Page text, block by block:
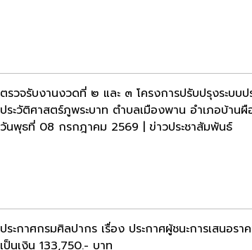
ตรวจรับงานงวดที่ ๒ และ ๓ โครงการปรับปรุงระบบ
ประวัติศาสตร์ภูพระบาท ตำบลเมืองพาน อำเภอบ้าน
วันพุธที่ 08 กรกฎาคม 2569 | ข่าวประชาสัมพันธ์
ประกาศกรมศิลปากร เรื่อง ประกาศผู้ชนะการเสนอ
เป็นเงิน 133,750.- บาท